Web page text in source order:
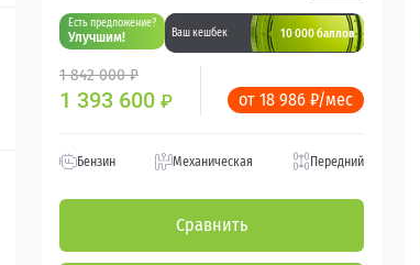
Есть предложение?
Улучшим! Ваш кешбек 10 000 баллов
1 842 000 ₽
1 393 600 ₽ от 18 986 ₽/мес
Бензин Механическая Передний
Сравнить